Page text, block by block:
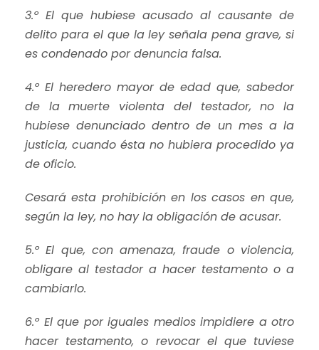
3.º El que hubiese acusado al causante de
delito para el que la ley señala pena grave, si
es condenado por denuncia falsa.
4.º El heredero mayor de edad que, sabedor
de la muerte violenta del testador, no la
hubiese denunciado dentro de un mes a la
justicia, cuando ésta no hubiera procedido ya
de oficio.
Cesará esta prohibición en los casos en que,
según la ley, no hay la obligación de acusar.
5.º El que, con amenaza, fraude o violencia,
obligare al testador a hacer testamento o a
cambiarlo.
6.º El que por iguales medios impidiere a otro
hacer testamento, o revocar el que tuviese